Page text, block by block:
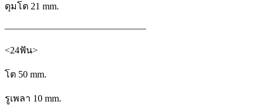
ดุมโต 21 mm.
———————————————
<24ฟัน>
โต 50 mm.
รูเพลา 10 mm.